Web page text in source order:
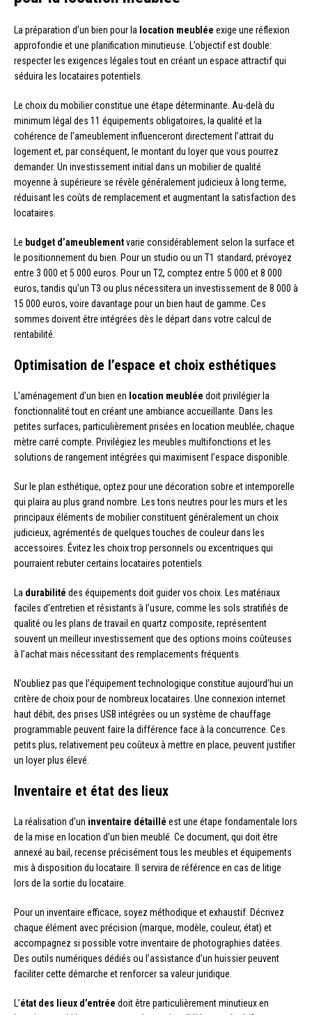
La préparation d’un bien pour la location meublée exige une réflexion
approfondie et une planification minutieuse. L’objectif est double:
respecter les exigences légales tout en créant un espace attractif qui
séduira les locataires potentiels.
Le choix du mobilier constitue une étape déterminante. Au-delà du
minimum légal des 11 équipements obligatoires, la qualité et la
cohérence de l’ameublement influenceront directement l’attrait du
logement et, par conséquent, le montant du loyer que vous pourrez
demander. Un investissement initial dans un mobilier de qualité
moyenne à supérieure se révèle généralement judicieux à long terme,
réduisant les coûts de remplacement et augmentant la satisfaction des
locataires.
Le budget d’ameublementvarie considérablement selon la surface et
le positionnement du bien. Pour un studio ou un T1 standard, prévoyez
entre 3 000 et 5 000 euros. Pour un T2, comptez entre 5 000 et 8 000
euros, tandis qu’un T3 ou plus nécessitera un investissement de 8 000 à
15 000 euros, voire davantage pour un bien haut de gamme. Ces
sommes doivent être intégrées dès le départ dans votre calcul de
rentabilité.
Optimisation de l’espace et choix esthétiques
L’aménagement d’un bien en location meublée doit privilégier la
fonctionnalité tout en créant une ambiance accueillante. Dans les
petites surfaces, particulièrement prisées en location meublée, chaque
mètre carré compte. Privilégiez les meubles multifonctions et les
solutions de rangement intégrées qui maximisent l’espace disponible.
Sur le plan esthétique, optez pour une décoration sobre et intemporelle
qui plaira au plus grand nombre. Les tons neutres pour les murs et les
principaux éléments de mobilier constituent généralement un choix
judicieux, agrémentés de quelques touches de couleur dans les
accessoires. Évitez les choix trop personnels ou excentriques qui
pourraient rebuter certains locataires potentiels.
La durabilité des équipements doit guider vos choix. Les matériaux
faciles d’entretien et résistants à l’usure, comme les sols stratifiés de
qualité ou les plans de travail en quartz composite, représentent
souvent un meilleur investissement que des options moins coûteuses
à l’achat mais nécessitant des remplacements fréquents.
N’oubliez pas que l’équipement technologique constitue aujourd’hui un
critère de choix pour de nombreux locataires. Une connexion internet
haut débit, des prises USB intégrées ou un système de chauffage
programmable peuvent faire la différence face à la concurrence. Ces
petits plus, relativement peu coûteux à mettre en place, peuvent justifier
un loyer plus élevé.
Inventaire et état des lieux
La réalisation d’un inventaire détaillé est une étape fondamentale lors
de la mise en location d’un bien meublé. Ce document, qui doit être
annexé au bail, recense précisément tous les meubles et équipements
mis à disposition du locataire. Il servira de référence en cas de litige
lors de la sortie du locataire.
Pour un inventaire efficace, soyez méthodique et exhaustif. Décrivez
chaque élément avec précision (marque, modèle, couleur, état) et
accompagnez si possible votre inventaire de photographies datées.
Des outils numériques dédiés ou l’assistance d’un huissier peuvent
faciliter cette démarche et renforcer sa valeur juridique.
L’état des lieux d’entrée doit être particulièrement minutieux en